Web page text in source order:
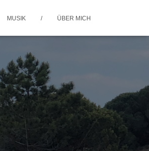
MUSIK / ÜBER MICH